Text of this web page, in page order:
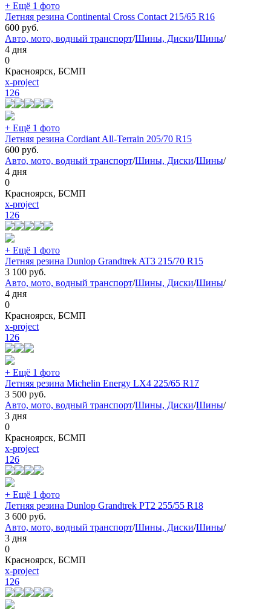
+ Ещё 1 фото
Летняя резина Continental Cross Contact 215/65 R16
600 руб.
Авто, мото, водный транспорт/Шины, Диски/Шины/
4 дня
0
Красноярск, БСМП
x-project
126
+ Ещё 1 фото
Летняя резина Cordiant All-Terrain 205/70 R15
600 руб.
Авто, мото, водный транспорт/Шины, Диски/Шины/
4 дня
0
Красноярск, БСМП
x-project
126
+ Ещё 1 фото
Летняя резина Dunlop Grandtrek AT3 215/70 R15
3 100 руб.
Авто, мото, водный транспорт/Шины, Диски/Шины/
4 дня
0
Красноярск, БСМП
x-project
126
+ Ещё 1 фото
Летняя резина Michelin Energy LX4 225/65 R17
3 500 руб.
Авто, мото, водный транспорт/Шины, Диски/Шины/
3 дня
0
Красноярск, БСМП
x-project
126
+ Ещё 1 фото
Летняя резина Dunlop Grandtrek PT2 255/55 R18
3 600 руб.
Авто, мото, водный транспорт/Шины, Диски/Шины/
3 дня
0
Красноярск, БСМП
x-project
126